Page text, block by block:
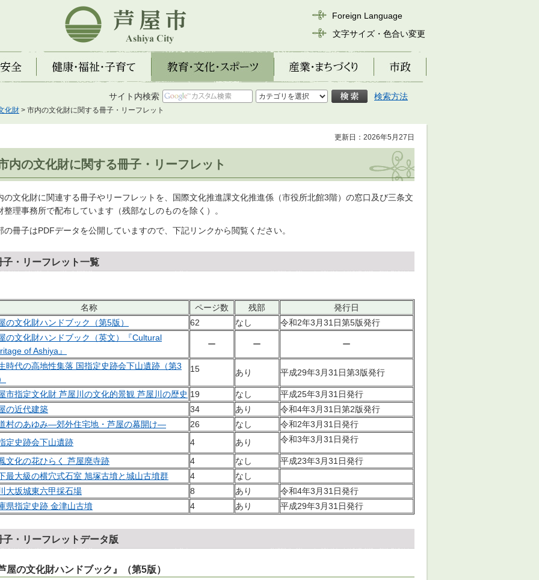
芦屋市
Foreign Language
文字サイズ・色合い変更
健康・福祉・子育て 教育・文化・スポーツ 産業・まちづくり 市政
サイト内検索 検索方法
化財 > 市内の文化財に関する冊子・リーフレット
更新日：2026年5月27日
内の文化財に関する冊子・リーフレット
の文化財に関連する冊子やリーフレットを、国際文化推進課文化推進係（市役所北館3階）の窓口及び三条文
整理事務所で配布しています（残部なしのものを除く）。
の冊子はPDFデータを公開していますので、下記リンクから閲覧ください。
子・リーフレット一覧
名称 ページ数 残部
発行日
の文化財ハンドブック（第5版）
62 なし
令和2年3月31日第5版発行
の文化財ハンドブック（英文）『Cultural
of Ashiya』
ー ー ー
時代の高地性集落 国指定史跡会下山遺跡（第3
15 あり 平成29年3月31日第3版発行
市指定文化財 芦屋川の文化的景観 芦屋川の歴史 19 なし
平成25年3月31日発行
の近代建築
34 あり
令和4年3月31日第2版発行
村のあゆみ―郊外住宅地・芦屋の幕開け―
26 なし
令和2年3月31日発行
定史跡会下山遺跡
4 あり 令和3年3月31日発行
文化の花ひらく 芦屋廃寺跡 4 なし
平成23年3月31日発行
最大級の横穴式石室 旭塚古墳と城山古墳群
4
なし
大坂城東六甲採石場
8 あり
令和4年3月31日発行
県指定史跡 金津山古墳
4 あり 平成29年3月31日発行
子・リーフレットデータ版
屋の文化財ハンドブック』（第5版）